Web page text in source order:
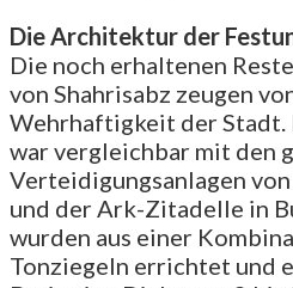
Die Architektur der
Die noch erhaltenen
von Shahrisabz zeugen
Wehrhaftigkeit der
war vergleichbar mit den
Verteidigungsanlagen
und der Ark-Zitadelle in
wurden aus einer
Tonziegeln errichtet und